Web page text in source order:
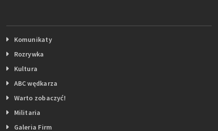
Komunikaty
Rozrywka
Kultura
ABC wędkarza
Warto zobaczyć!
Militaria
Galeria Firm